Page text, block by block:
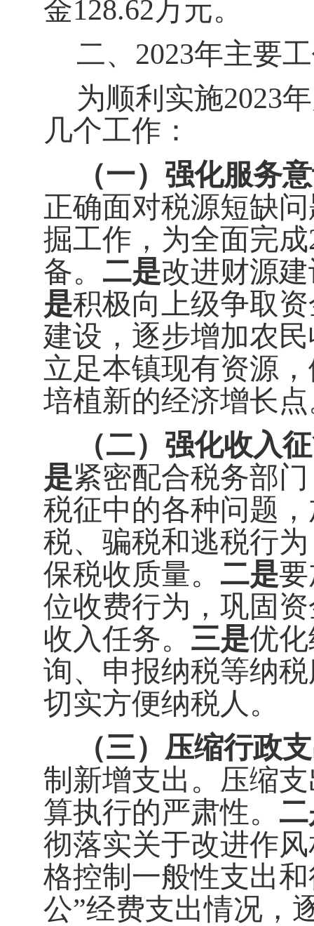
金128.62万元。
二、 2023年主要
为顺利实施2023年
几个工作：
（一）强化服务
正确面对税源短缺
掘工作，为全面完成
备。 二是改进财源
是积极向上级争取
建设，逐步增加农
立足本镇现有资源
培植新的经济增长
（二）强化收入
是紧密配合税务部
税征中的各种问题
税、骗税和逃税行
保税收质量。 二是
位收费行为，巩固
收入任务。 三是优
询、申报纳税等纳
切实方便纳税人。
（三）压缩行政
制新增支出。压缩
算执行的严肃性。
彻落实关于改进作
格控制一般性支出
公”经费支出情况，